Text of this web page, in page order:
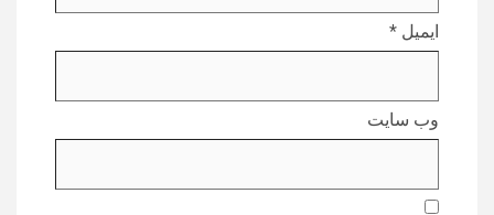
ایمیل *
وب‌ سایت